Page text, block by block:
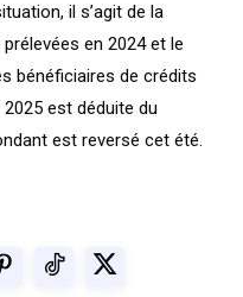
il s’agit de la
en 2024 et le
bénéficiaires de crédits
2025 est déduite du
est reversé cet été.